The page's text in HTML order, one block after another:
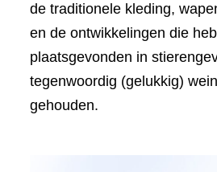
de traditionele kleding,
en de ontwikkelingen die
plaatsgevonden in
tegenwoordig (gelukkig)
gehouden.